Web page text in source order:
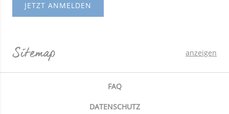
JETZT ANMELDEN
Sitemap anzeigen
FAQ
DATENSCHUTZ